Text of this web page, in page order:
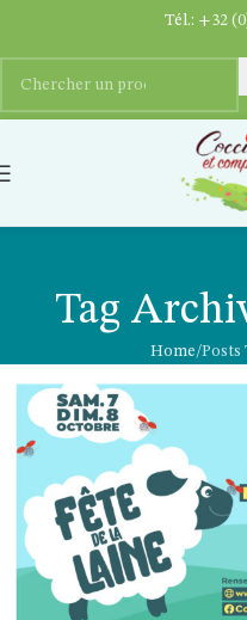
Tag
Home Posts
Tél.: +32